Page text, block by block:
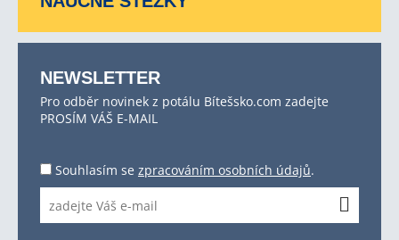
NEWSLETTER
Pro odběr novinek z potálu Bítešsko.com zadejte
PROSÍM VÁŠ E-MAIL
Souhlasím se zpracováním osobních údajů.